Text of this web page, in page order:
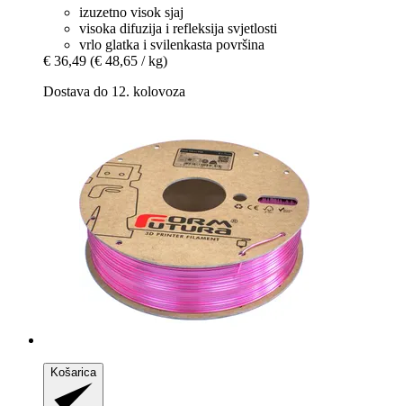
izuzetno visok sjaj
visoka difuzija i refleksija svjetlosti
vrlo glatka i svilenkasta površina
€ 36,49 (€ 48,65 / kg)
Dostava do 12. kolovoza
Košarica